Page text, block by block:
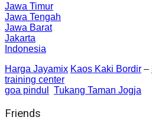
Jawa Timur
Jawa Tengah
Jawa Barat
Jakarta
Indonesia
Harga Jayamix Kaos Kaki Bordir –
training center
goa pindul
Tukang Taman Jogja
Friends